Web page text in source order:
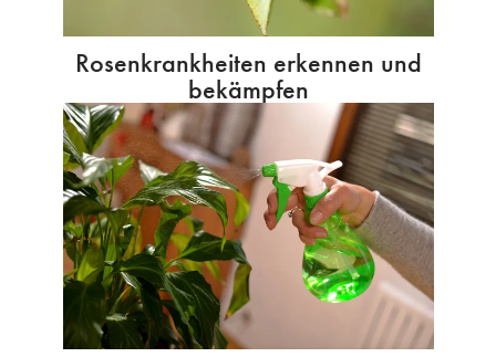
Rosenkrankheiten erkennen und
bekämpfen